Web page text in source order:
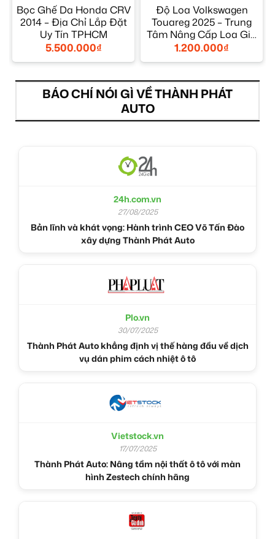
Bọc Ghế Da Honda CRV
2014 – Địa Chỉ Lắp Đặt
Uy Tín TPHCM
5.500.000₫
Độ Loa Volkswagen
Touareg 2025 – Trung
Tâm Nâng Cấp Loa Giá
Tốt TPHCM
1.200.000₫
BÁO CHÍ NÓI GÌ VỀ THÀNH PHÁT
AUTO
24h.com.vn
27/08/2025
Bản lĩnh và khát vọng: Hành trình CEO Võ Tấn Đào
xây dựng Thành Phát Auto
Plo.vn
30/07/2025
Thành Phát Auto khẳng định vị thế hàng đầu về dịch
vụ dán phim cách nhiệt ô tô
Vietstock.vn
17/07/2025
Thành Phát Auto: Nâng tầm nội thất ô tô với màn
hình Zestech chính hãng